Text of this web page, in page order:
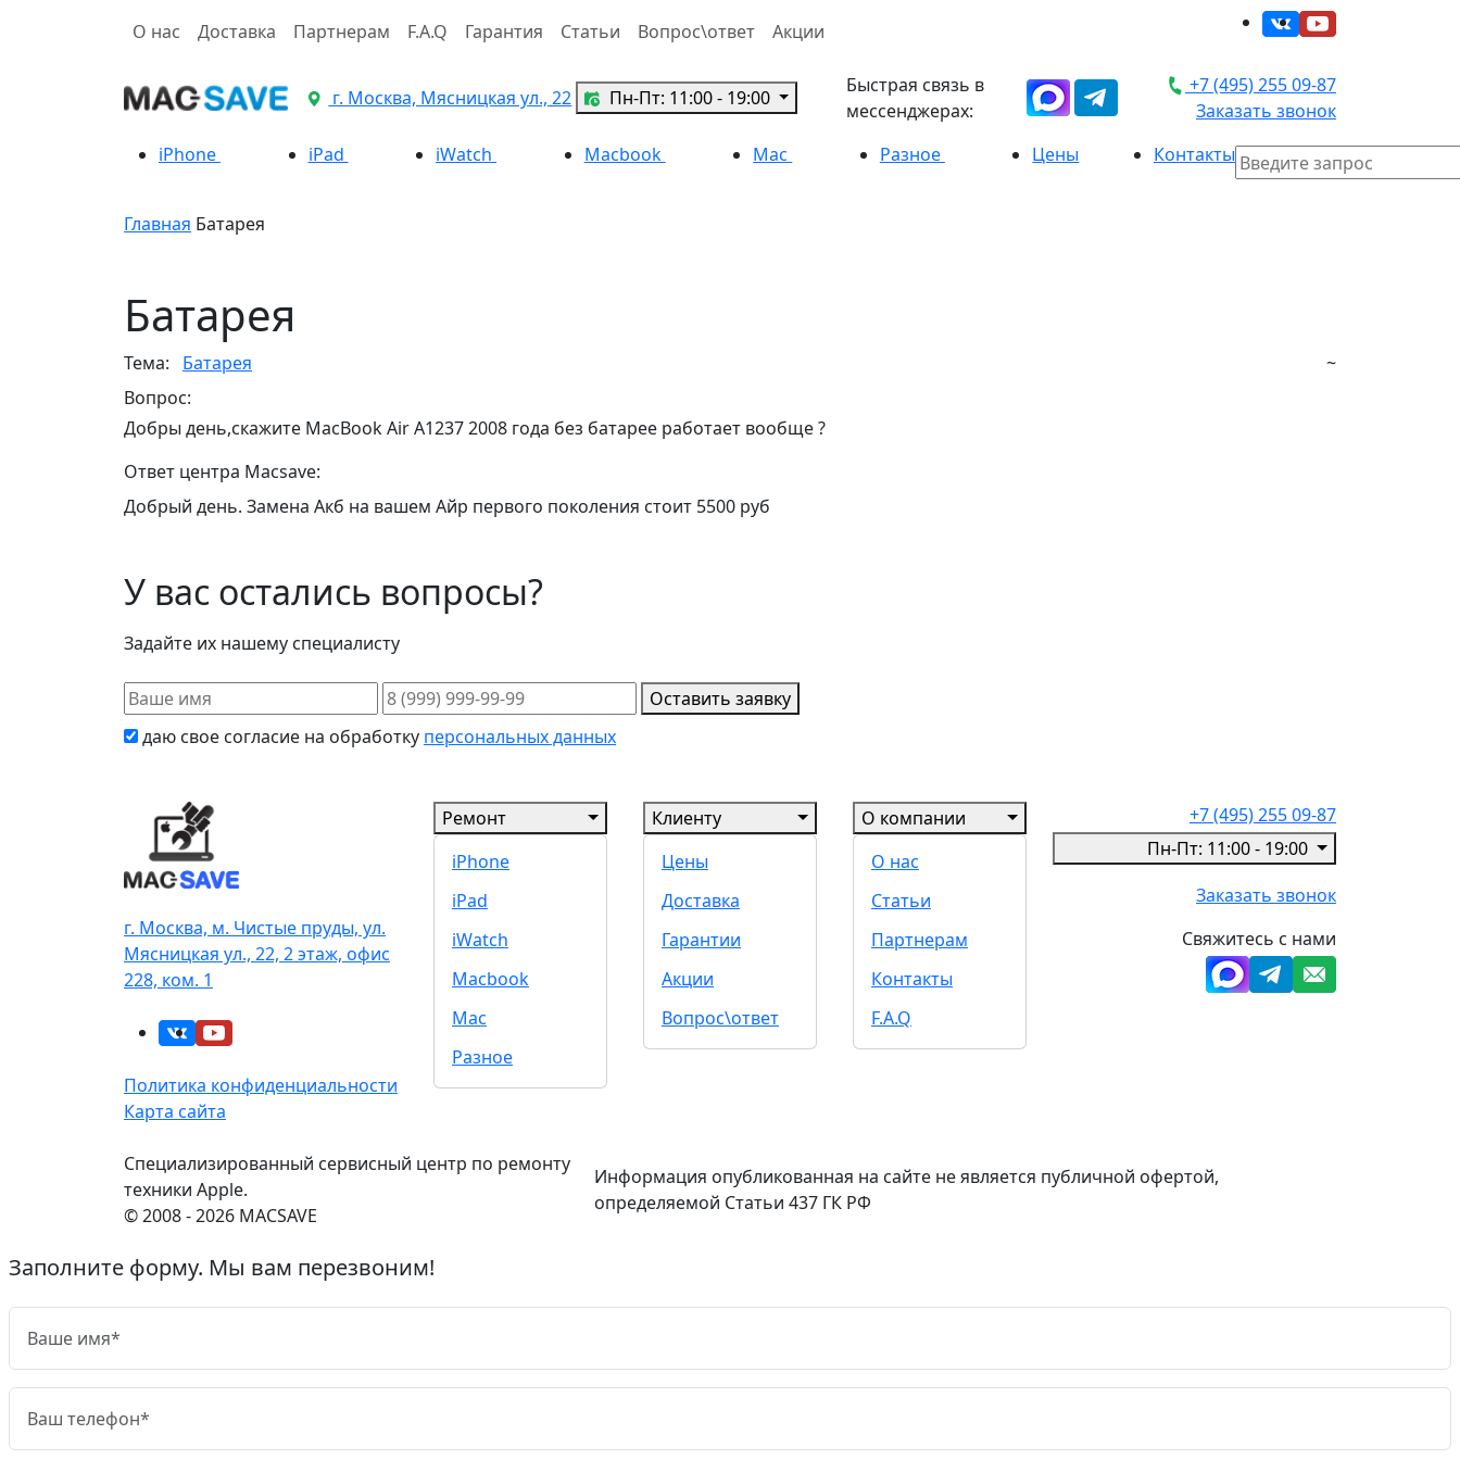
О нас Доставка Партнерам F.A.Q Гарантия Статьи Вопрос\ответ Акции
г. Москва, Мясницкая ул., 22 Пн-Пт: 11:00 - 19:00
Быстрая связь в
мессенджерах:
+7 (495) 255 09-87
Заказать звонок
iPhone
iPad iWatch Macbook Mac Разное Цены Контакты
Главная Батарея
Батарея
Тема: Батарея
~
Вопрос:
Добры день,скажите MacBook Air A1237 2008 года без батарее работает вообще ?
Ответ центра Macsave:
Добрый день. Замена Акб на вашем Айр первого поколения стоит 5500 руб
У вас остались вопросы?
Задайте их нашему специалисту
Оставить заявку
даю свое согласие на обработку персональных данных
г. Москва, м. Чистые пруды, ул.
Мясницкая ул., 22, 2 этаж, офис
228, ком. 1
Политика конфиденциальности
Карта сайта
Ремонт
iPhone
iPad
iWatch
Macbook
Mac
Разное
Клиенту
Цены
Доставка
Гарантии
Акции
Вопрос\ответ
О компании
О нас
Статьи
Партнерам
Контакты
F.A.Q
+7 (495) 255 09-87
Пн-Пт: 11:00 - 19:00
Заказать звонок
Свяжитесь с нами
Специализированный сервисный центр по ремонту
техники Apple.
© 2008 - 2026 MACSAVE
Информация опубликованная на сайте не является публичной офертой,
определяемой Статьи 437 ГК РФ
Заполните форму. Мы вам перезвоним!